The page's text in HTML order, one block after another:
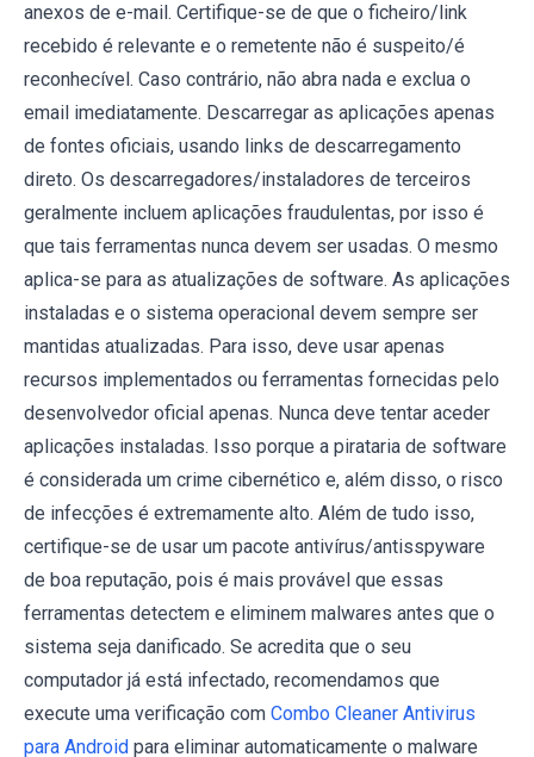
anexos de e-mail. Certifique-se de que o ficheiro/link
recebido é relevante e o remetente não é suspeito/é
reconhecível. Caso contrário, não abra nada e exclua o
email imediatamente. Descarregar as aplicações apenas
de fontes oficiais, usando links de descarregamento
direto. Os descarregadores/instaladores de terceiros
geralmente incluem aplicações fraudulentas, por isso é
que tais ferramentas nunca devem ser usadas. O mesmo
aplica-se para as atualizações de software. As aplicações
instaladas e o sistema operacional devem sempre ser
mantidas atualizadas. Para isso, deve usar apenas
recursos implementados ou ferramentas fornecidas pelo
desenvolvedor oficial apenas. Nunca deve tentar aceder
aplicações instaladas. Isso porque a pirataria de software
é considerada um crime cibernético e, além disso, o risco
de infecções é extremamente alto. Além de tudo isso,
certifique-se de usar um pacote antivírus/antisspyware
de boa reputação, pois é mais provável que essas
ferramentas detectem e eliminem malwares antes que o
sistema seja danificado. Se acredita que o seu
computador já está infectado, recomendamos que
execute uma verificação com Combo Cleaner Antivirus
para Android para eliminar automaticamente o malware